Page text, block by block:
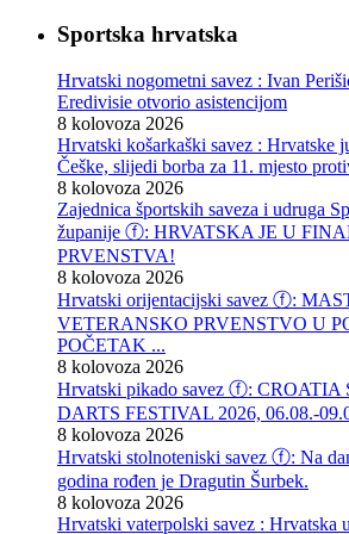
Sportska hrvatska
Hrvatski nogometni savez : Ivan
Eredivisie otvorio asistencijom
8 kolovoza 2026
Hrvatski košarkaški savez : Hrvatske
Češke, slijedi borba za 11. mjesto
8 kolovoza 2026
Zajednica športskih saveza i udruga
županije ⓕ: HRVATSKA JE U
PRVENSTVA!
8 kolovoza 2026
Hrvatski orijentacijski savez ⓕ:
VETERANSKO PRVENSTVO U
POČETAK ...
8 kolovoza 2026
Hrvatski pikado savez ⓕ:
DARTS FESTIVAL 2026, 06.08.-
8 kolovoza 2026
Hrvatski stolnoteniski savez ⓕ: Na
godina rođen je Dragutin Šurbek.
8 kolovoza 2026
Hrvatski vaterpolski savez : Hrvatska